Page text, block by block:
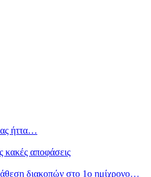
ήττα…
κακές αποφάσεις
διακοπών στο 1ο ημίχρονο…